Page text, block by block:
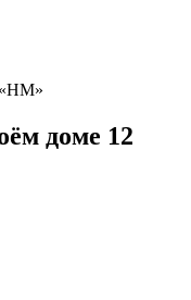
доме 12